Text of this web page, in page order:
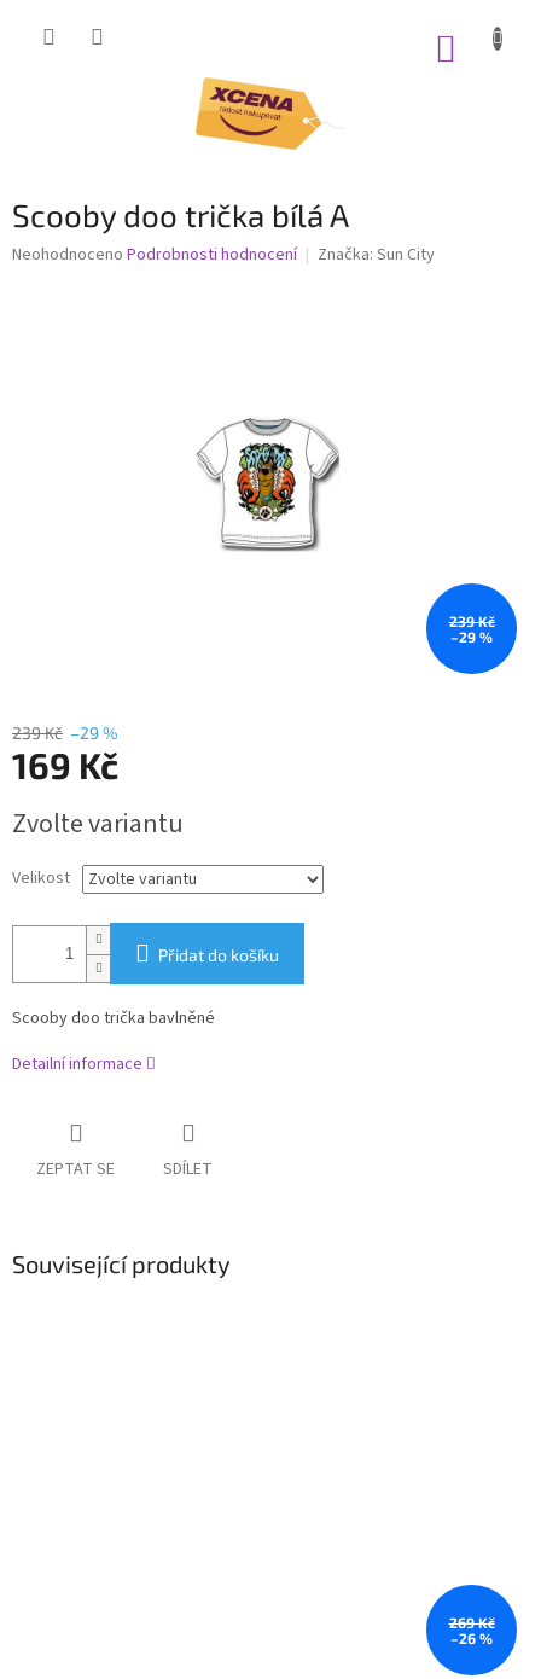
Scooby doo trička bílá A
Průměrné
Neohodnoceno Podrobnosti hodnocení Značka: Sun City
239 Kč
–29 %
239 Kč –29 %
169 Kč
cena:
Zvolte variantu
Velikost
Přidat do košíku
Scooby doo trička bavlněné
Detailní informace
ZEPTAT SE SDÍLET
Související produkty
269 Kč
–26 %